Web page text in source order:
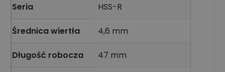
Seria HSS-R
Średnica wiertła 4,6 mm
Długość robocza 47 mm